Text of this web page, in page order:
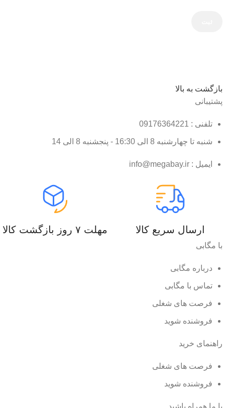
بازگشت به بالا
پشتیبانی
تلفنی : 09176364221
شنبه تا چهارشنبه 8 الی 16:30 - پنجشنبه 8 الی 14
ایمیل : info@megabay.ir
ارسال سریع کالا مهلت ۷ روز بازگشت کالا
با مگابی
درباره مگابی
تماس با مگابی
فرصت های شغلی
فروشنده شوید
راهنمای خرید
فرصت های شغلی
فروشنده شوید
با ما همراه باشید